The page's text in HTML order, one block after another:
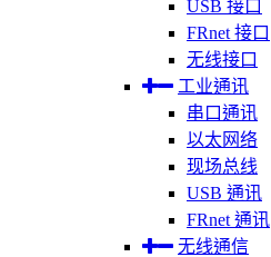
USB 接口
FRnet 接口
无线接口
工业通讯
串口通讯
以太网络
现场总线
USB 通讯
FRnet 通讯
无线通信